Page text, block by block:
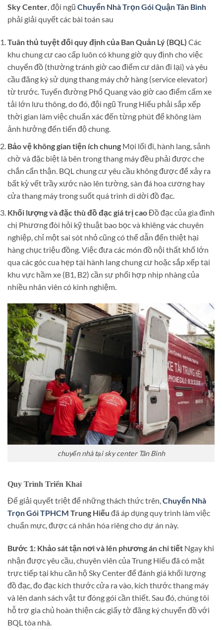
Sky Center, đội ngũ Chuyển Nhà Trọn Gói Quận Tân Bình
phải giải quyết các bài toán sau
Tuân thủ tuyệt đối quy định của Ban Quản Lý (BQL) Các
khu chung cư cao cấp luôn có khung giờ quy định cho việc
chuyển đồ (thường tránh giờ cao điểm cư dân đi lại) và yêu
cầu đăng ký sử dụng thang máy chở hàng (service elevator)
từ trước. Tuyến đường Phổ Quang vào giờ cao điểm cấm xe
tải lớn lưu thông, do đó, đội ngũ Trung Hiếu phải sắp xếp
thời gian làm việc chuẩn xác đến từng phút để không làm
ảnh hưởng đến tiến độ chung.
Bảo vệ không gian tiện ích chung Mọi lối đi, hành lang, sảnh
chờ và đặc biệt là bên trong thang máy đều phải được che
chắn cẩn thận. BQL chung cư yêu cầu không được để xảy ra
bất kỳ vết trầy xước nào lên tường, sàn đá hoa cương hay
cửa thang máy trong suốt quá trình di dời đồ đạc.
Khối lượng và đặc thù đồ đạc giá trị caoĐồ đạc của gia đình
chị Phương đòi hỏi kỹ thuật bao bọc và khiêng vác chuyên
nghiệp, chỉ một sai sót nhỏ cũng có thể dẫn đến thiệt hại
hàng chục triệu đồng. Việc đưa các món đồ nội thất khổ lớn
qua các góc cua hẹp tại hành lang chung cư hoặc sắp xếp tại
khu vực hầm xe (B1, B2) cần sự phối hợp nhịp nhàng của
nhiều nhân viên có kinh nghiệm.
chuyển nhà tại sky center Tân Bình
Quy Trình Triển Khai
Để giải quyết triệt để những thách thức trên,Chuyển Nhà
Trọn Gói TPHCM Trung Hiếu đã áp dụng quy trình làm việc
chuẩn mực, được cá nhân hóa riêng cho dự án này.
Bước 1: Khảo sát tận nơi và lên phương án chi tiết Ngay khi
nhận được yêu cầu, chuyên viên của Trung Hiếu đã có mặt
trực tiếp tại khu căn hộ Sky Center để đánh giá khối lượng
đồ đạc, đo đạc kích thước cửa ra vào, kích thước thang máy
và lên danh sách vật tư đóng gói cần thiết. Sau đó, chúng tôi
hỗ trợ gia chủ hoàn thiện các giấy tờ đăng ký chuyển đồ với
BQL tòa nhà.